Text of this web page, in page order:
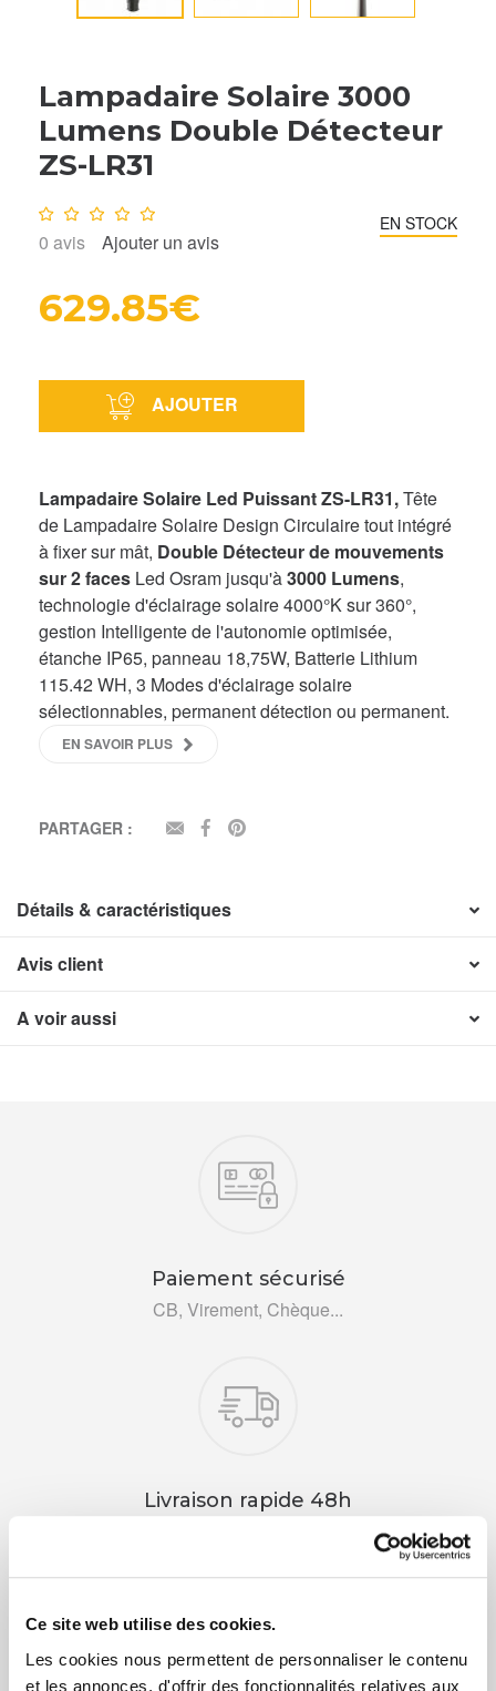
Ce site web utilise des cookies.
Les cookies nous permettent de personnaliser le contenu
et les annonces, d'offrir des fonctionnalités relatives aux
Lampadaire Solaire 3000
Lumens Double Détecteur
ZS-LR31
Note : 0/10
0 avis Ajouter un avis
EN STOCK
629.85€
AJOUTER
Lampadaire Solaire Led Puissant ZS-LR31,Tête
de Lampadaire Solaire Design Circulaire tout intégré
à fixer sur mât, Double Détecteur de mouvements
sur 2 faces Led Osram jusqu'à3000 Lumens,
technologie d'éclairage solaire 4000°K sur 360°,
gestion Intelligente de l'autonomie optimisée,
étanche IP65, panneau 18,75W, Batterie Lithium
115.42 WH, 3 Modes d'éclairage solaire
sélectionnables, permanent détection ou permanent.
EN SAVOIR PLUS
PARTAGER : EMAILFACEBOOK
Détails & caractéristiques
Avis client
A voir aussi
Paiement sécurisé
CB, Virement, Chèque...
Livraison rapide 48h